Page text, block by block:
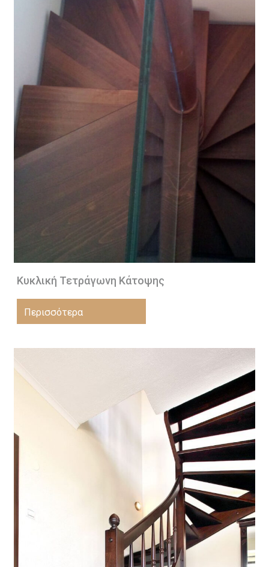
Κυκλική Τετράγωνη Κάτοψης